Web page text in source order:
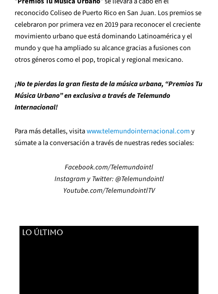
reconocido Coliseo de Puerto Rico en San Juan. Los premios se
celebraron por primera vez en 2019 para reconocer el creciente
movimiento urbano que está dominando Latinoamérica y el
mundo y que ha ampliado su alcance gracias a fusiones con
otros géneros como el pop, tropical y regional mexicano.
¡No te pierdas la gran fiesta de la música urbana, “Premios Tu
Música Urbano” en exclusiva a través de Telemundo
Internacional!
Para más detalles, visitawww.telemundointernacional.comy
súmate a la conversación a través de nuestras redes sociales:
Facebook.com/Telemundointl
Instagram y Twitter: @Telemundointl
Youtube.com/TelemundointlTV
LO ÚLTIMO